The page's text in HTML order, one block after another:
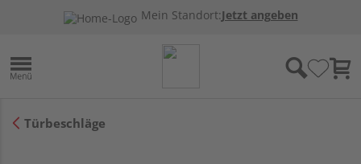
Mein Standort:Jetzt angeben
Türbeschläge